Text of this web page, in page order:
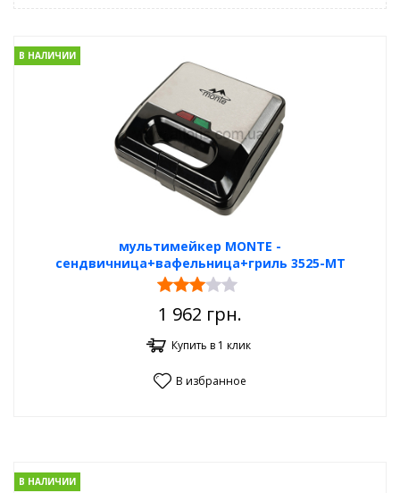
мультимейкер MONTE -
сендвичница+вафельница+гриль 3525-MT
В НАЛИЧИИ
1 962 грн.
Купить в 1 клик
В избранное
В НАЛИЧИИ